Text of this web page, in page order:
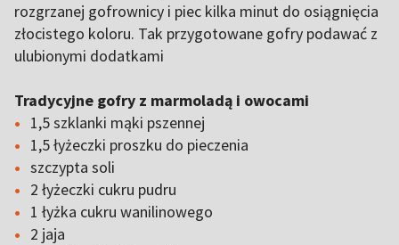
rozgrzanej gofrownicy i piec kilka minut do osiągnięcia
złocistego koloru. Tak przygotowane gofry podawać z
ulubionymi dodatkami
Tradycyjne gofry z marmoladą i owocami
1,5 szklanki mąki pszennej
1,5 łyżeczki proszku do pieczenia
szczypta soli
2 łyżeczki cukru pudru
1 łyżka cukru wanilinowego
2 jaja